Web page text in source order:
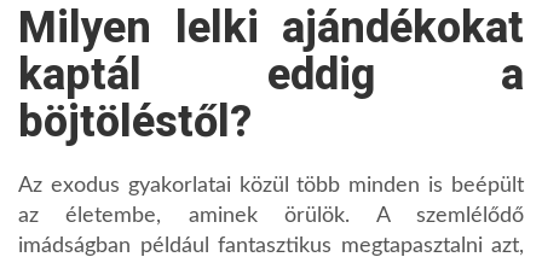
Milyen lelki ajándékokat
kaptál eddig a
böjtöléstől?
Az exodus gyakorlatai közül több minden is beépült
az életembe, aminek örülök. A szemlélődő
imádságban például fantasztikus megtapasztalni azt,